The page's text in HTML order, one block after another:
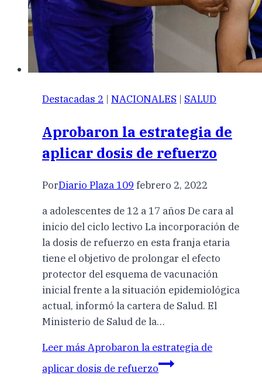
Destacadas 2 | NACIONALES | SALUD
Aprobaron la estrategia de
aplicar dosis de refuerzo
PorDiario Plaza 109 febrero 2, 2022
a adolescentes de 12 a 17 años De cara al
inicio del ciclo lectivo La incorporación de
la dosis de refuerzo en esta franja etaria
tiene el objetivo de prolongar el efecto
protector del esquema de vacunación
inicial frente a la situación epidemiológica
actual, informó la cartera de Salud. El
Ministerio de Salud de la…
Leer más Aprobaron la estrategia de
aplicar dosis de refuerzo